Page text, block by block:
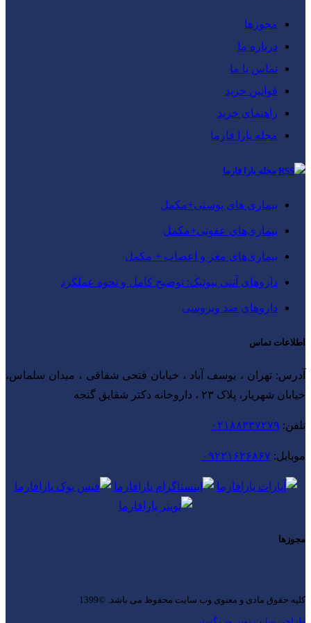
مجوزها
درباره ما
تماس با ما
قوانین خرید
راهنمای خرید
مجله یارا فارما
مجله یارا فارما
بیماری‌ های پوستی+مکمل
بیماری‌های عفونی+مکمل
بیماری‌های مغز و اعصاب + مکمل
داروهای آنتی‌ بیوتیک: توضیح کامل و نحوه عملکرد
داروهای ضد ویروسی
اطلاعات تماس
آدرس: تهران ، یوسف آباد ، خیابان فتحی شقاقی ، میدان سلماس،
خیابان شهریار، پلاک ۲۳ ، داروخانه دکتر شقایق گنجه
تلفن: ۰۲۱۸۸۳۳۷۲۷۹
موبایل: ۰۹۲۲۱۶۲۶۸۶۷
مجوزها
کلیه حقوق مادی و معنوی وب سایت محفوظ می باشد. ©1399